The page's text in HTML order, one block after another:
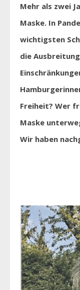
Mehr als zwei
Maske. In
wichtigsten
die
Freiheit? Wer
Maske
Wir haben